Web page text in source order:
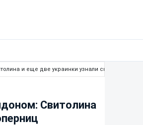
и еще две украинки узнали своих соперниц
Свитолина